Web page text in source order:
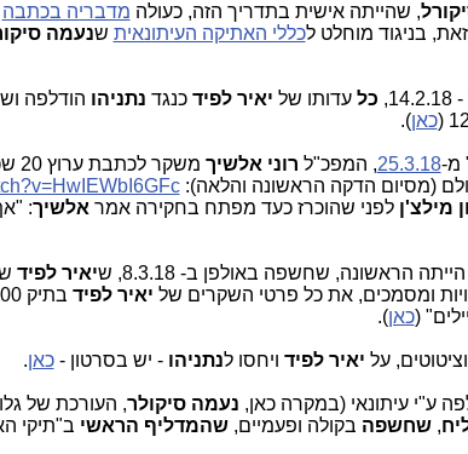
, שהייתה אישית בתדריך הזה, כעולה מדבריה בכתבה
בניגוד מוחלט לכללי האתיקה העיתונאית שנעמה
כלעדותו של יאיר לפיד כנגד נתניהו הודלפה
כאן).
מ-25.3.18, המפכ"ל רוני אלשיך משקר לכתבת ערוץ 20 שכאילו
(מסיום הדקה הראשונה והלאה):
מילצ'ן לפני שהוכרז כעד מפתח בחקירה אמר אלשיך:
הייתה הראשונה, שחשפה באולפן ב- 8.3.18, ש יאיר לפיד
ומסמכים, את כל פרטי השקרים של יאיר לפיד בתיק 1000 (
(כאן).
על יאיר לפיד ויחסו לנתניהו - יש בסרטון -כאן.
ע"י עיתונאי (במקרה כאן, נעמה סיקולר, העורכת של
,שחשפה בקולה ופעמיים,שהמדליף הראשי ב"תיקי